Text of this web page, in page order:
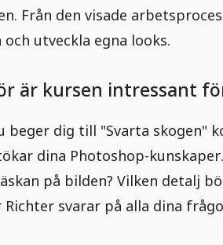
Från den visade
och utveckla egna looks.
är kursen intressant
beger dig till "Svarta skogen"
dina Photoshop-
på bilden? Vilken detalj
Richter svarar på alla dina